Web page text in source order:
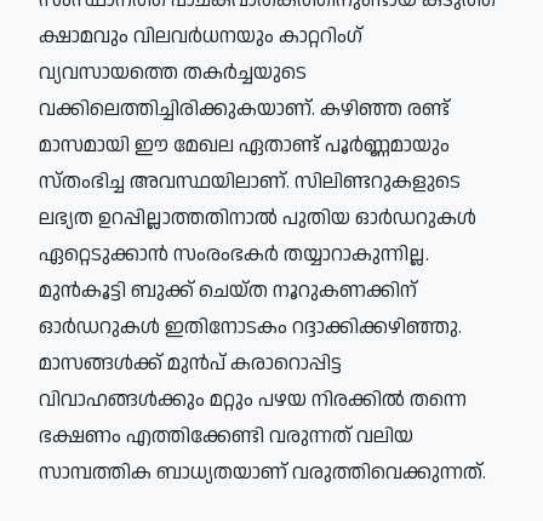
ക്ഷാമവും വിലവർധനയും കാറ്ററിംഗ്
വ്യവസായത്തെ തകർച്ചയുടെ
വക്കിലെത്തിച്ചിരിക്കുകയാണ്. കഴിഞ്ഞ രണ്ട്
മാസമായി ഈ മേഖല ഏതാണ്ട് പൂർണ്ണമായും
സ്തംഭിച്ച അവസ്ഥയിലാണ്. സിലിണ്ടറുകളുടെ
ലഭ്യത ഉറപ്പില്ലാത്തതിനാൽ പുതിയ ഓർഡറുകൾ
ഏറ്റെടുക്കാൻ സംരംഭകർ തയ്യാറാകുന്നില്ല.
മുൻകൂട്ടി ബുക്ക് ചെയ്ത നൂറുകണക്കിന്
ഓർഡറുകൾ ഇതിനോടകം റദ്ദാക്കിക്കഴിഞ്ഞു.
മാസങ്ങൾക്ക് മുൻപ് കരാറൊപ്പിട്ട
വിവാഹങ്ങൾക്കും മറ്റും പഴയ നിരക്കിൽ തന്നെ
ഭക്ഷണം എത്തിക്കേണ്ടി വരുന്നത് വലിയ
സാമ്പത്തിക ബാധ്യതയാണ് വരുത്തിവെക്കുന്നത്.